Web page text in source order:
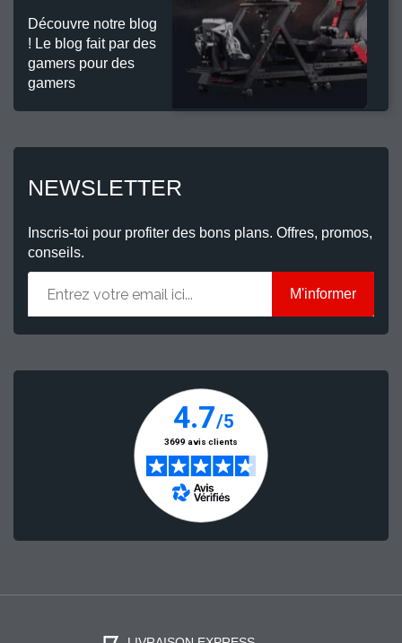
Découvre notre blog
! Le blog fait par des
gamers pour des
gamers
NEWSLETTER
Inscris-toi pour profiter des bons plans. Offres, promos,
conseils.
M'informer